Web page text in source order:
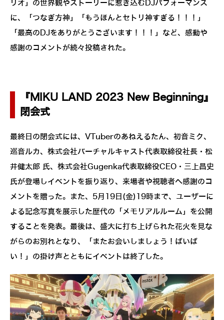
リオ」の世界観やストーリーに惹き込むDJパフォーマンス
に、「つなぎ方神」「もうほんとセトリ神すぎる！！！」
「最高のDJをありがとうございます！！！」など、感動や
感謝のコメントが続々投稿された。
『MIKU LAND 2023 New Beginning』
閉会式
最終日の閉会式には、VTuberのあねえるたん、初音ミク、
巡音ルカ、株式会社バーチャルキャスト代表取締役社長・松
井健太郎 氏、株式会社Gugenka代表取締役CEO・三上昌史
氏が登場しイベントを振り返り、来場者や視聴者へ感謝のコ
メントを贈った。また、5月19日(金)19時まで、ユーザーに
よる記念写真を展示した歴代の「メモリアルルーム」を公開
することを発表。最後は、盛大に打ち上げられた花火を見な
がらのお別れとなり、「またお会いしましょう！ばいば
い！」の掛け声とともにイベントは終了した。